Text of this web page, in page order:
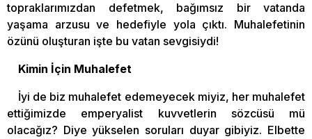
topraklarımızdan defetmek, bağımsız bir vatanda
yaşama arzusu ve hedefiyle yola çıktı. Muhalefetinin
özünü oluşturan işte bu vatan sevgisiydi!
Kimin İçin Muhalefet
İyi de biz muhalefet edemeyecek miyiz, her muhalefet
ettiğimizde emperyalist kuvvetlerin sözcüsü mü
olacağız? Diye yükselen soruları duyar gibiyiz. Elbette